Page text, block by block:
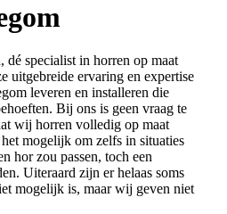
specialist in horren op maat
uitgebreide ervaring en expertise
leveren en installeren die
Bij ons is geen vraag te
wij horren volledig op maat
mogelijk om zelfs in situaties
hor zou passen, toch een
Uiteraard zijn er helaas soms
mogelijk is, maar wij geven niet